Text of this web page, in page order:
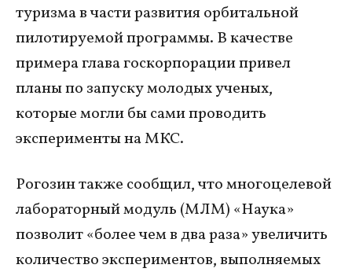
туризма в части развития орбитальной
пилотируемой программы. В качестве
примера глава госкорпорации привел
планы по запуску молодых ученых,
которые могли бы сами проводить
эксперименты на МКС.
Рогозин также сообщил, что многоцелевой
лабораторный модуль (МЛМ) «Наука»
позволит «более чем в два раза» увеличить
количество экспериментов, выполняемых